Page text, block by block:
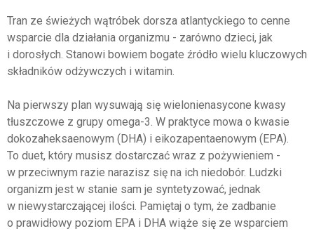
Tran ze świeżych wątróbek dorsza atlantyckiego to cenne
wsparcie dla działania organizmu - zarówno dzieci, jak
i dorosłych. Stanowi bowiem bogate źródło wielu kluczowych
składników odżywczych i witamin.
Na pierwszy plan wysuwają się wielonienasycone kwasy
tłuszczowe z grupy omega-3. W praktyce mowa o kwasie
dokozaheksaenowym (DHA) i eikozapentaenowym (EPA).
To duet, który musisz dostarczać wraz z pożywieniem -
w przeciwnym razie narazisz się na ich niedobór. Ludzki
organizm jest w stanie sam je syntetyzować, jednak
w niewystarczającej ilości. Pamiętaj o tym, że zadbanie
o prawidłowy poziom EPA i DHA wiąże się ze wsparciem